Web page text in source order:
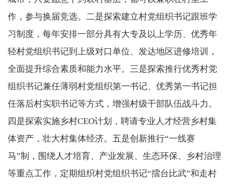
作，参与换届竞选。二是探索建立村党组织书记跟班学
习制度，每年安排一部分具有大专及以上学历、优秀年
轻村党组织书记到上级对口单位、发达地区进修培训，
全面提升综合素质和能力水平。三是探索推行优秀村党
组织书记兼任薄弱村党组织第一书记、优秀第一书记担
任落后村实职书记等方式，增强村级干部队伍战斗力。
四是探索实施乡村CEO计划，聘请专业人才经营乡村集
体资产，壮大村集体经济。五是创新推行“一线赛
马”制，围绕人才培育、产业发展、生态环保、乡村治理
等重点工作，定期组织村党组织书记“擂台比武”和走村